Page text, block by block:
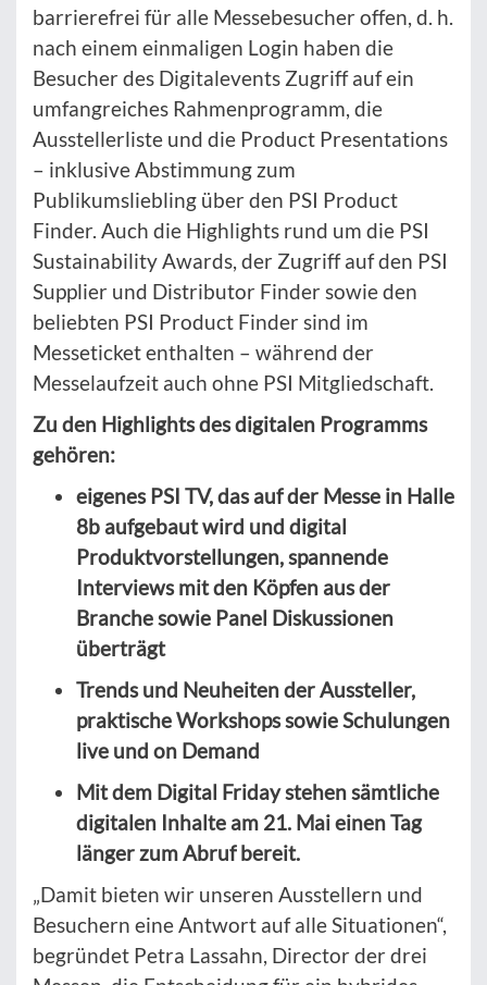
barrierefrei für alle Messebesucher offen, d. h.
nach einem einmaligen Login haben die
Besucher des Digitalevents Zugriff auf ein
umfangreiches Rahmenprogramm, die
Ausstellerliste und die Product Presentations
– inklusive Abstimmung zum
Publikumsliebling über den PSI Product
Finder. Auch die Highlights rund um die PSI
Sustainability Awards, der Zugriff auf den PSI
Supplier und Distributor Finder sowie den
beliebten PSI Product Finder sind im
Messeticket enthalten – während der
Messelaufzeit auch ohne PSI Mitgliedschaft.
Zu den Highlights des digitalen Programms
gehören:
eigenes PSI TV, das auf der Messe in Halle
8b aufgebaut wird und digital
Produktvorstellungen, spannende
Interviews mit den Köpfen aus der
Branche sowie Panel Diskussionen
überträgt
Trends und Neuheiten der Aussteller,
praktische Workshops sowie Schulungen
live und on Demand
Mit dem Digital Friday stehen sämtliche
digitalen Inhalte am 21. Mai einen Tag
länger zum Abruf bereit.
„Damit bieten wir unseren Ausstellern und
Besuchern eine Antwort auf alle Situationen“,
begründet Petra Lassahn, Director der drei